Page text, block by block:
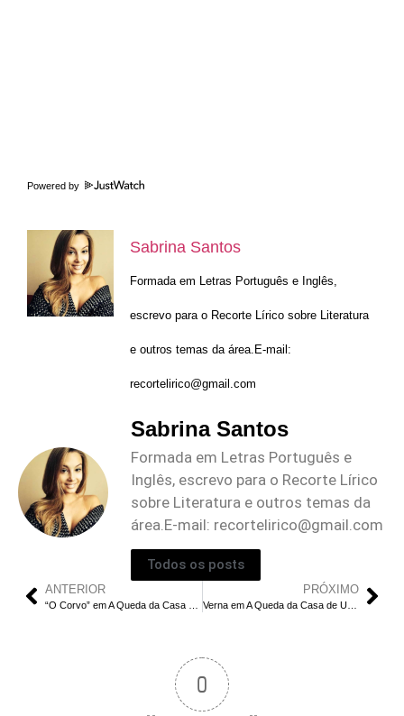
Powered by
Sabrina Santos
Formada em Letras Português e Inglês,
escrevo para o Recorte Lírico sobre Literatura
e outros temas da área.E-mail:
recortelirico@gmail.com
Sabrina Santos
Formada em Letras Português e
Inglês, escrevo para o Recorte Lírico
sobre Literatura e outros temas da
área.E-mail: recortelirico@gmail.com
Todos os posts
ANTERIOR PRÓXIMO
Verna em A Queda da Casa de Usher: Por Que a Morte Chegou de Forma Diferente para os Irmãos Usher?
0